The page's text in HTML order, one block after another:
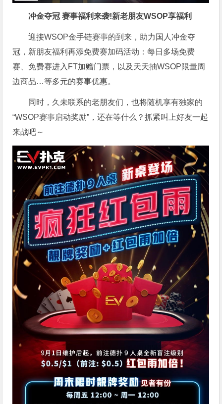
冲金夺冠 赛事福利来袭!新老朋友WSOP享福利
迎接WSOP金手链赛事的到来，助力国人冲金夺
冠，新朋友福利再添免费赛加码活动：每日多场免费
赛、免费赛进入FT加赠门票，以及天天抽WSOP限量周
边商品…等多元的赛事优惠。
同时，久未联系的老朋友们，也将随机享有独家的
“WSOP赛事启动奖励”，还在等什么？抓紧叫上好友一起
来战吧～